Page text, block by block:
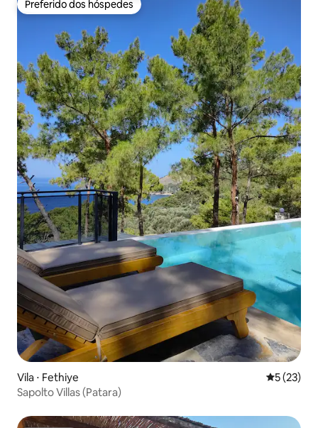
Preferido dos hóspedes
Preferido dos hóspedes
Vila ⋅ Fethiye 5 de uma
5 (23)
Sapolto Villas (Patara)